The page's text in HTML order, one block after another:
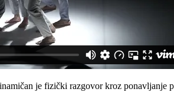
je fizički razgovor kroz ponavljanje